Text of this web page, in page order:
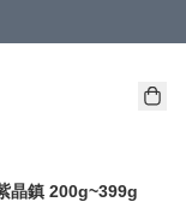
晶鎮 200g~399g